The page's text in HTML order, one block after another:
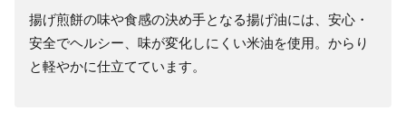
揚げ煎餅の味や食感の決め手となる揚げ油には、安心・
安全でヘルシー、味が変化しにくい米油を使用。からり
と軽やかに仕立てています。